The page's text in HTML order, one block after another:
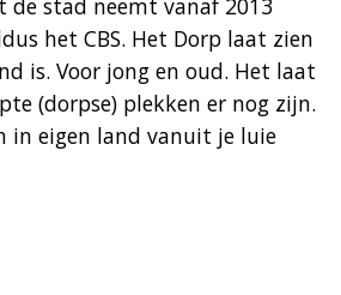
het CBS. Het Dorp laat zien
is. Voor jong en oud. Het laat
(dorpse) plekken er nog zijn.
in eigen land vanuit je luie